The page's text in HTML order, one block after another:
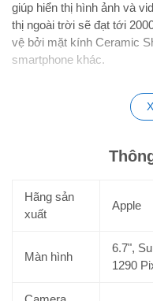
giúp hiển thị hình ảnh và
thị ngoài trời sẽ đạt tới
vệ bởi mặt kính Ceramic
smartphone khác.
iPhone 15
Hãng sản
xuất
Apple
Màn hình
6.7",
1290